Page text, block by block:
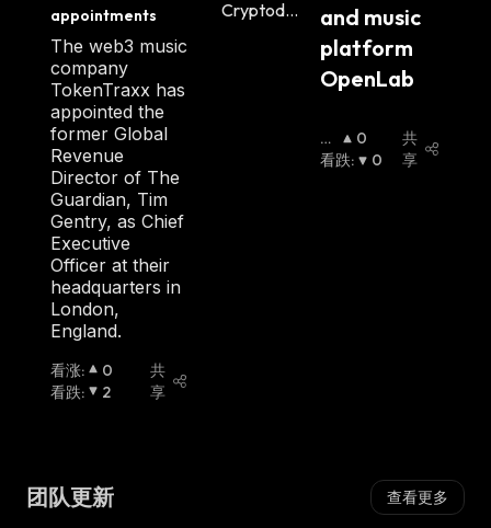
appointments
The web3 music
company
TokenTraxx has
appointed the
former Global
Revenue
Director of The
Guardian, Tim
Gentry, as Chief
Executive
Officer at their
headquarters in
London,
England.
看涨:
0
看跌: 2
共
享
and music
platform
OpenLab
看
涨:
0
看跌: 0
共
享
团队更新 查看更多